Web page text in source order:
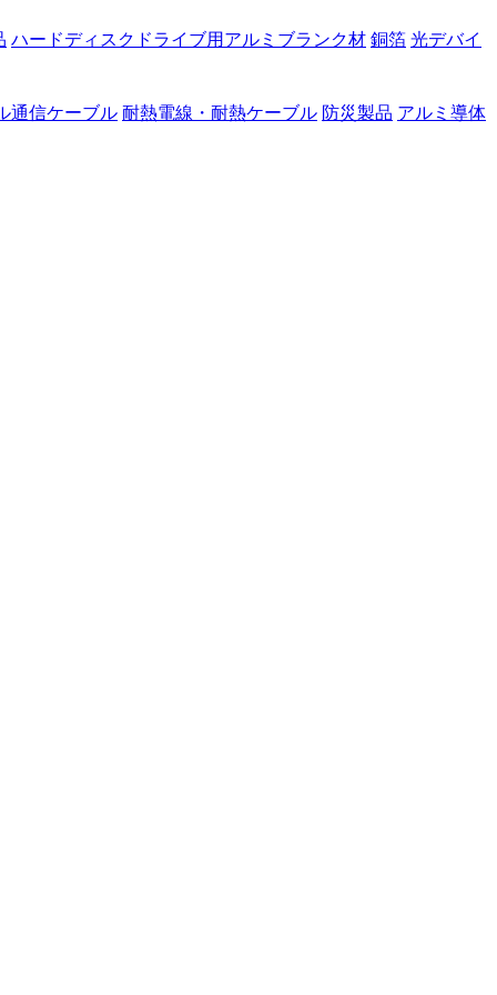
ハードディスクドライブ用アルミブランク材 銅箔 光デバイ
通信ケーブル 耐熱電線・耐熱ケーブル 防災製品 アルミ導体